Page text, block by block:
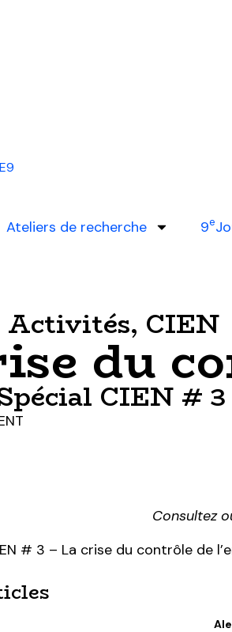
Ateliers de recherche 9e
Activités, CIEN
du
CIEN # 3
Consultez
# 3 – La crise du contrôle de